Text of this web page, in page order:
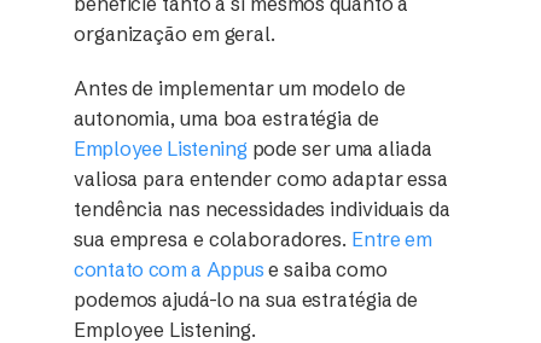
organização em geral.
Antes de implementar um modelo de
autonomia, uma boa estratégia de
Employee Listeningpode ser uma aliada
valiosa para entender como adaptar essa
tendência nas necessidades individuais da
sua empresa e colaboradores. Entre em
contato com a Appus e saiba como
podemos ajudá-lo na sua estratégia de
Employee Listening.